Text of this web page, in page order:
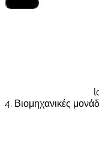
4. Βιομηχανικές